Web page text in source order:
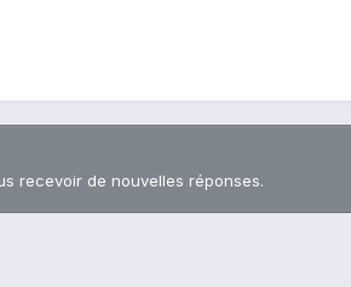
recevoir de nouvelles réponses.